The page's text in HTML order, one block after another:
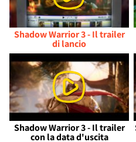
Shadow Warrior 3 - Il trailer
di lancio
Shadow Warrior 3 - Il trailer
con la data d'uscita